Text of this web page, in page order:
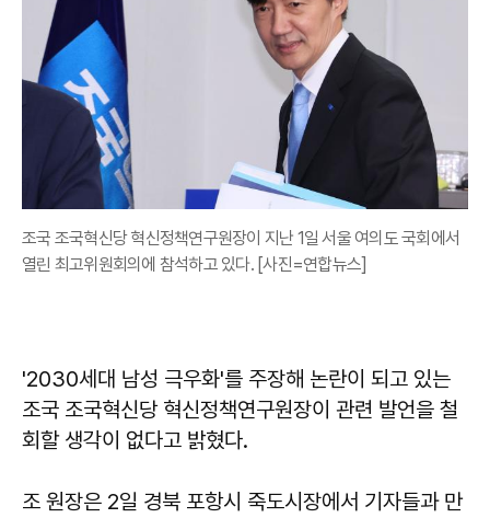
조국 조국혁신당 혁신정책연구원장이 지난 1일 서울 여의도 국회에서
열린 최고위원회의에 참석하고 있다. [사진=연합뉴스]
'2030세대 남성 극우화'를 주장해 논란이 되고 있는
조국 조국혁신당 혁신정책연구원장이 관련 발언을 철
회할 생각이 없다고 밝혔다.
조 원장은 2일 경북 포항시 죽도시장에서 기자들과 만